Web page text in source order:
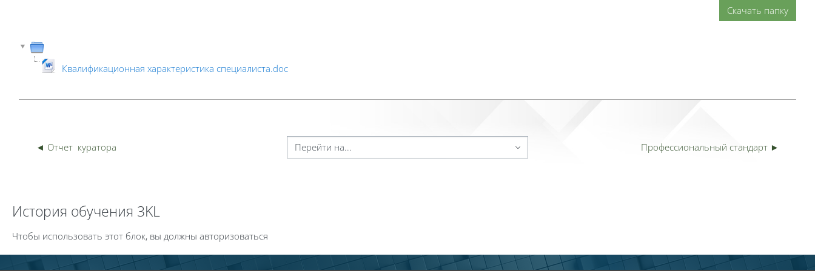
Скачать папку
Квалификационная характеристика специалиста.doc
◄ Отчет  куратора Перейти на... Профессиональный стандарт ►
История обучения 3KL
Чтобы использовать этот блок, вы должны авторизоваться